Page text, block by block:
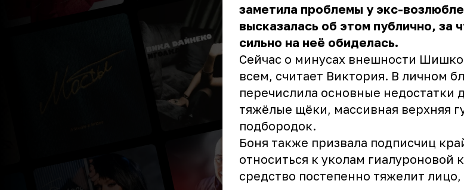
заметила проблемы у экс-
высказалась об этом публично, за
сильно на неё обиделась.
Сейчас о минусах внешности
всем, считает Виктория. В личном
перечислила основные недостатки
тяжёлые щёки, массивная верхняя
подбородок.
Боня также призвала подписчиц
относиться к уколам гиалуроновой
средство постепенно тяжелит